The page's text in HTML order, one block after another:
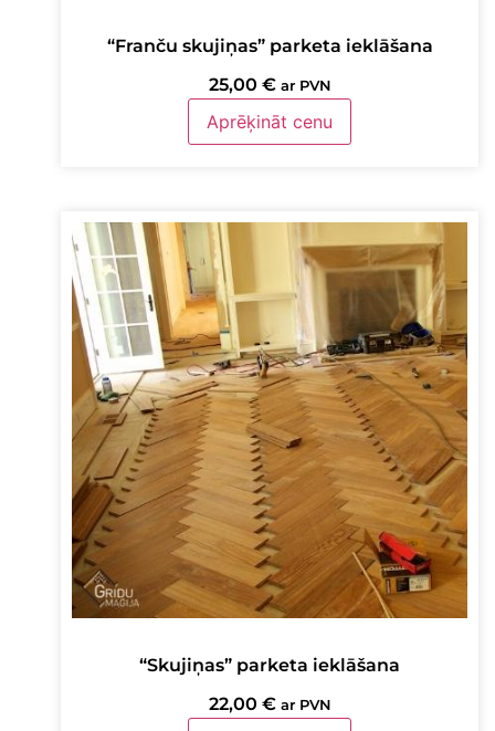
“Franču skujiņas” parketa ieklāšana
25,00 € ar PVN
Aprēķināt cenu
“Skujiņas” parketa ieklāšana
22,00 € ar PVN